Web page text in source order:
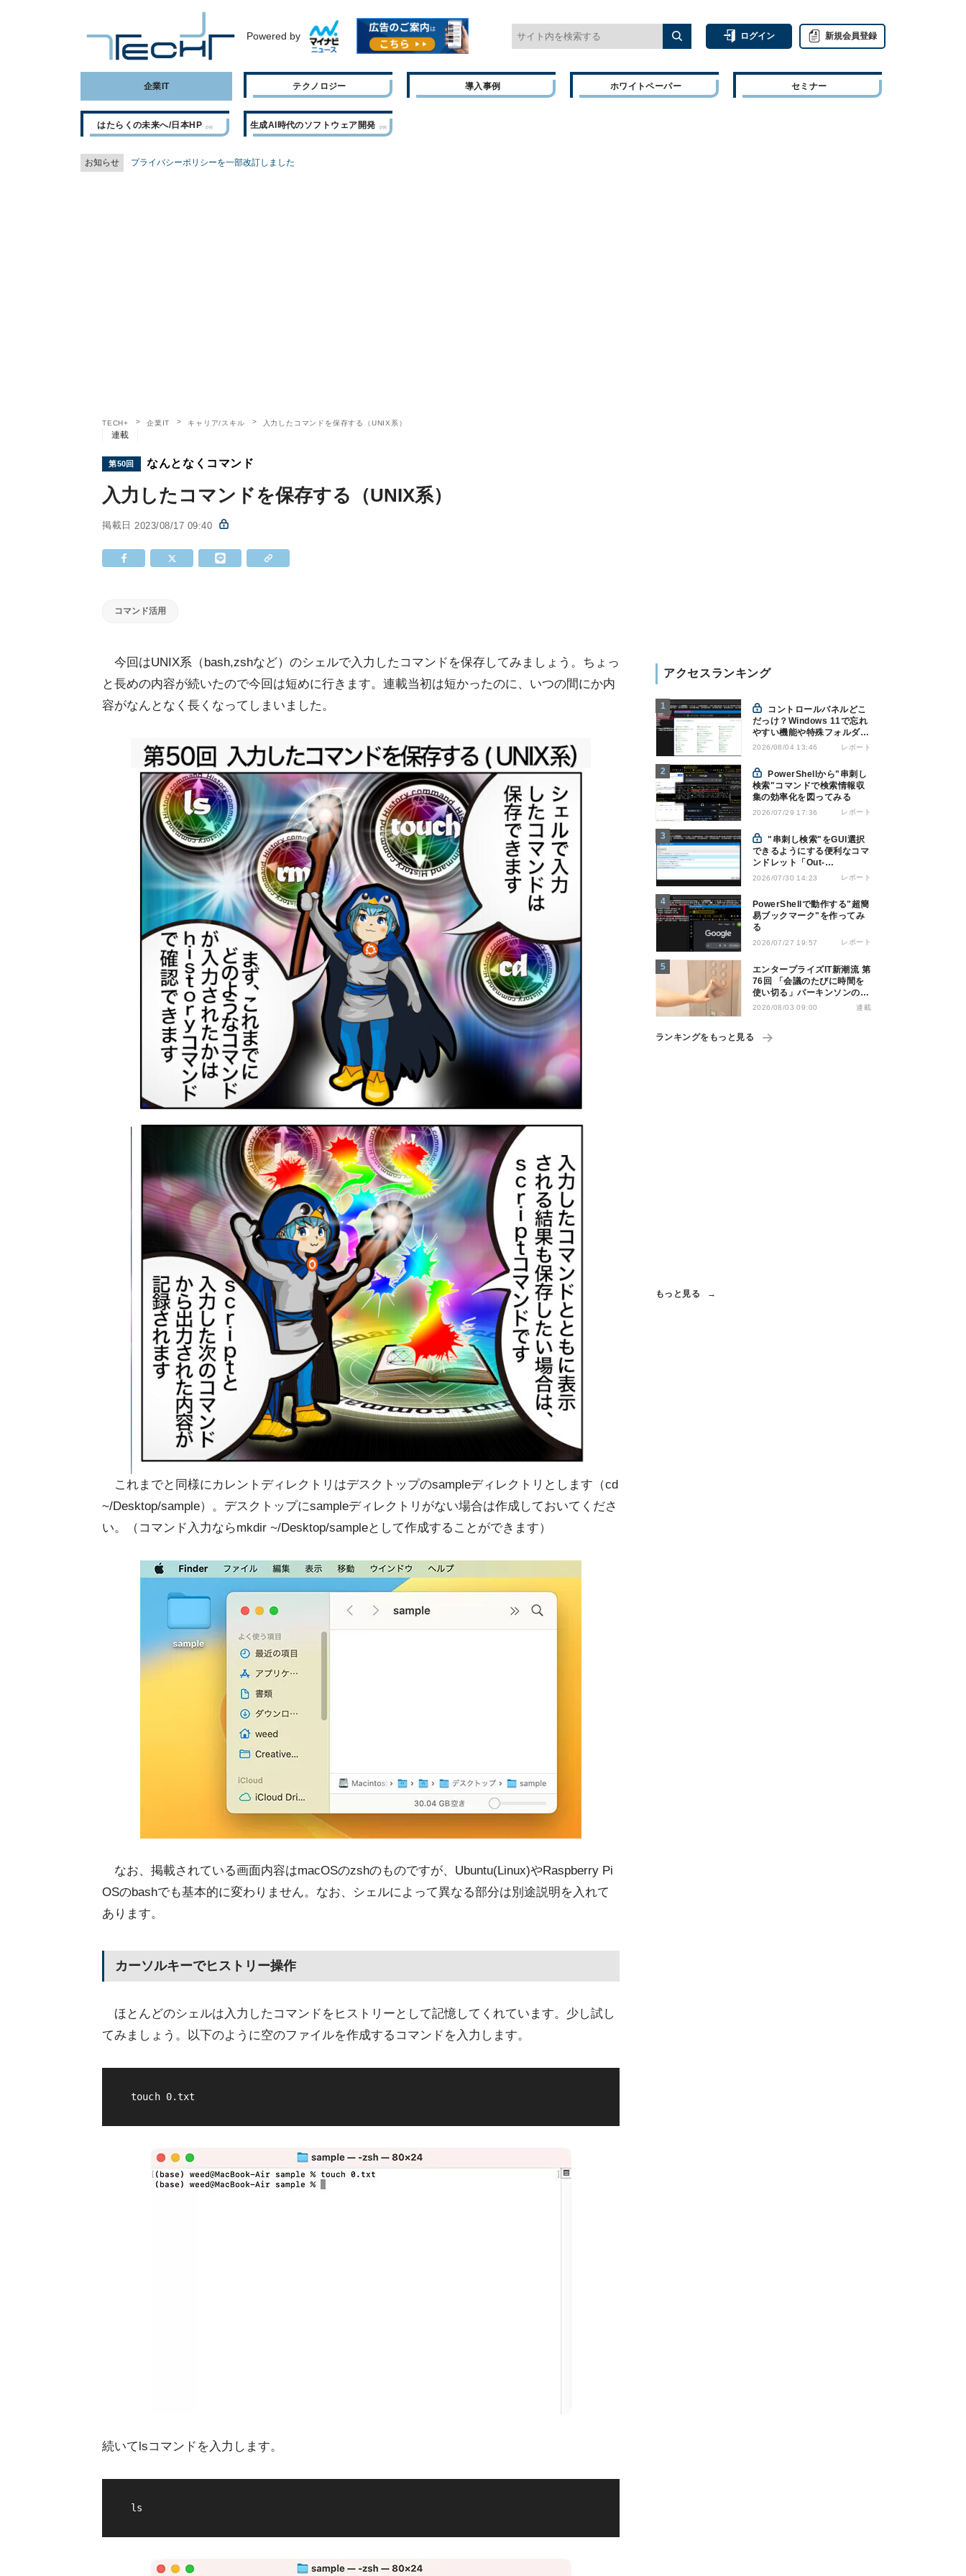
Powered by ログイン 新規会員登録
企業IT テクノロジー 導入事例 ホワイトペーパー セミナー
はたらくの未来へ/日本HP 生成AI時代のソフトウェア開発
お知らせ プライバシーポリシーを一部改訂しました
TECH+ 企業IT キャリア/スキル 入力したコマンドを保存する（UNIX系）
連載
第50回 なんとなくコマンド
入力したコマンドを保存する（UNIX系）
掲載日 2023/08/17 09:40
コマンド活用
今回はUNIX系（bash,zshなど）のシェルで入力したコマンドを保存してみましょう。ちょっ
と長めの内容が続いたので今回は短めに行きます。連載当初は短かったのに、いつの間にか内
容がなんとなく長くなってしまいました。
これまでと同様にカレントディレクトリはデスクトップのsampleディレクトリとします（cd
~/Desktop/sample）。デスクトップにsampleディレクトリがない場合は作成しておいてくださ
い。（コマンド入力ならmkdir ~/Desktop/sampleとして作成することができます）
なお、掲載されている画面内容はmacOSのzshのものですが、Ubuntu(Linux)やRaspberry Pi
OSのbashでも基本的に変わりません。なお、シェルによって異なる部分は別途説明を入れて
あります。
カーソルキーでヒストリー操作
ほとんどのシェルは入力したコマンドをヒストリーとして記憶してくれています。少し試し
てみましょう。以下のように空のファイルを作成するコマンドを入力します。
続いてlsコマンドを入力します。
アクセスランキング
だっけ？Windows 11で忘れ
やすい機能や特殊フォルダを
PowerShellでローカルブッ
2026/08/04 13:46 レポート
検索"コマンドで検索情報収
集の効率化を図ってみる
2026/07/29 17:36 レポート
"串刺し検索"をGUI選択
できるようにする便利なコマ
ンドレット「Out-
GridView」を使う
2026/07/30 14:23 レポート
PowerShellで動作する"超簡
易ブックマーク"を作ってみ
る
2026/07/27 19:57 レポート
エンタープライズIT新潮流 第
76回 「会議のたびに時間を
使い切る」パーキンソンの法
則を打破する処方箋
2026/08/03 09:00 連載
ランキングをもっと見る
もっと見る